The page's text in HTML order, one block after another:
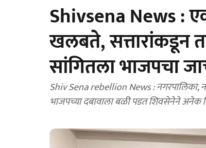
Shivsena News :
खलबते, सत्तारांकडून
सांगितला भाजपचा
Shiv Sena rebellion News : नगरपालिका,
भाजपच्या दबावाला बळी पडत शिवसेनेने